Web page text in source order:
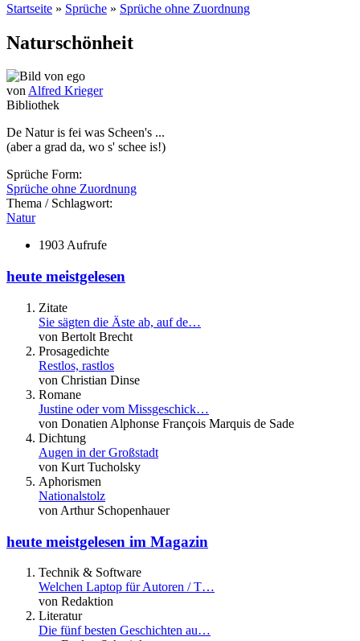
Startseite » Sprüche » Sprüche ohne Zuordnung
Naturschönheit
vonAlfred Krieger
Bibliothek
De Natur is fei was Scheen's ...
(aber a grad da, wo s' schee is!)
Sprüche Form:
Sprüche ohne Zuordnung
Thema / Schlagwort:
Natur
1903 Aufrufe
heute meistgelesen
Zitate
Sie sägten die Äste ab, auf de…
von Bertolt Brecht
Prosagedichte
Restlos, rastlos
von Christian Dinse
Romane
Justine oder vom Missgeschick…
von Donatien Alphonse François Marquis de Sade
Dichtung
Augen in der Großstadt
von Kurt Tucholsky
Aphorismen
Nationalstolz
von Arthur Schopenhauer
heute meistgelesen im Magazin
Technik & Software
Welchen Laptop für Autoren / T…
von Redaktion
Literatur
Die fünf besten Geschichten au…